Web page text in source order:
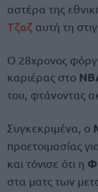
αστέρα της
Τζαζ αυτή τη
Ο 28χρονος
καριέρας στο
του, φτάνοντας
Συγκεκριμένα, ο
προετοιμασίας
και τόνισε ότι η
στα ματς των